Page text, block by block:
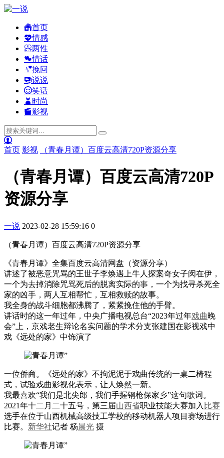
首页
情感
两性
情话
挽回
说说
笑话
时尚
影视
首页 影视 （青春月谭）百度云高清720P资源分享
（青春月谭）百度云高清720P
资源分享
一说 2023-02-28 15:59:16 0
（青春月谭）百度云高清720P资源分享
《青春月谭》全集百度云高清网盘（资源分享）
讲述了被恶意咒骂的王世子李焕遇上牛人探案奇女子闵在伊，
一个为去掉消除咒骂死后的脱离实际的事，一个为找寻杀死全
家的凶手，两人互相帮忙，互相救赎的故事。
我全身的战斗细胞都沸腾了，紧紧挽住他的手臂。
讲话时的这一年过年，中央广播电视总台“2023年过年戏曲晚
会”上，京戏老生辩论名实问题的学术分支张建国在影视戏中
戏《远处的家》中饰演了
一位侨商。《远处的家》不拘泥泥于戏曲传统的一桌二椅程
式，试验戏曲影视化表示，让人焕然一新。
我最喜欢“我们是北尖郎，我们手握钢枪保家乡”这句歌词。
2021年十二月二十五号，第三届山西省职业技能大赛加入 比赛
选手在位于山西机械高级技工学校的移动机器人项目赛场进行
比赛。 新华社记者 杨晨光 摄